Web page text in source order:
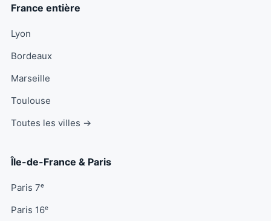
France entière
Lyon
Bordeaux
Marseille
Toulouse
Toutes les villes →
Île-de-France & Paris
Paris 7ᵉ
Paris 16ᵉ